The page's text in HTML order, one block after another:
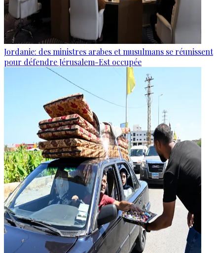
Jordanie: des ministres arabes et musulmans se réunissent
pour défendre Jérusalem-Est occupée